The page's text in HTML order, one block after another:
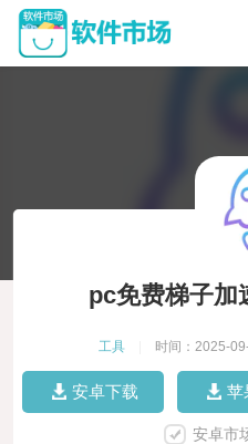
pc免费梯子加
工具 时间：2025-
安卓下载 苹
安卓市